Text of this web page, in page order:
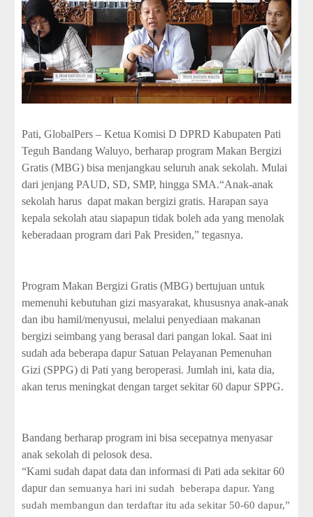
Pati, GlobalPers – Ketua Komisi D DPRD Kabupaten Pati
Teguh Bandang Waluyo, berharap program Makan Bergizi
Gratis (MBG) bisa menjangkau seluruh anak sekolah. Mulai
dari jenjang PAUD, SD, SMP, hingga SMA.“Anak-anak
sekolah harus dapat makan bergizi gratis. Harapan saya
kepala sekolah atau siapapun tidak boleh ada yang menolak
keberadaan program dari Pak Presiden,” tegasnya.
Program Makan Bergizi Gratis (MBG) bertujuan untuk
memenuhi kebutuhan gizi masyarakat, khususnya anak-anak
dan ibu hamil/menyusui, melalui penyediaan makanan
bergizi seimbang yang berasal dari pangan lokal. Saat ini
sudah ada beberapa dapur Satuan Pelayanan Pemenuhan
Gizi (SPPG) di Pati yang beroperasi. Jumlah ini, kata dia,
akan terus meningkat dengan target sekitar 60 dapur SPPG.
Bandang berharap program ini bisa secepatnya menyasar
anak sekolah di pelosok desa.
“Kami sudah dapat data dan informasi di Pati ada sekitar 60
dapurdan semuanya hari ini sudah beberapa dapur. Yang
sudah membangun dan terdaftar itu ada sekitar 50-60 dapur,”